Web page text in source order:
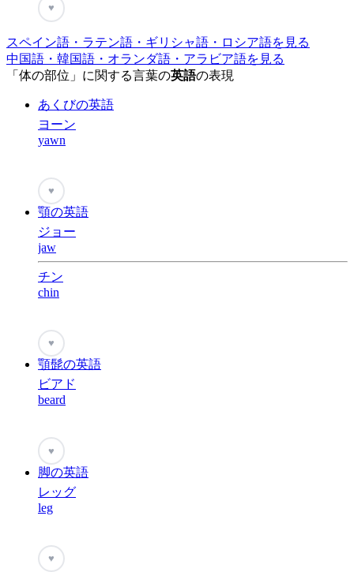
♥
スペイン語・ラテン語・ギリシャ語・ロシア語を見る
中国語・韓国語・オランダ語・アラビア語を見る
「体の部位」に関する言葉の英語の表現
あくびの英語
ヨーン
yawn
♥
顎の英語
ジョー
jaw
チン
chin
♥
顎髭の英語
ビアド
beard
♥
脚の英語
レッグ
leg
♥